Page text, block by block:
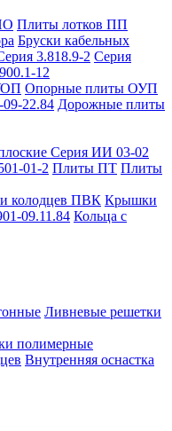
Плиты лотков ПП
Бруски кабельных
3.818.9-2 Серия
12
Опорные плиты ОУП
22.84 Дорожные плиты
Серия ИИ 03-02
01-2 Плиты ПТ Плиты
колодцев ПВК Крышки
09.11.84 Кольца с
Ливневые решетки
полимерные
Внутренняя оснастка